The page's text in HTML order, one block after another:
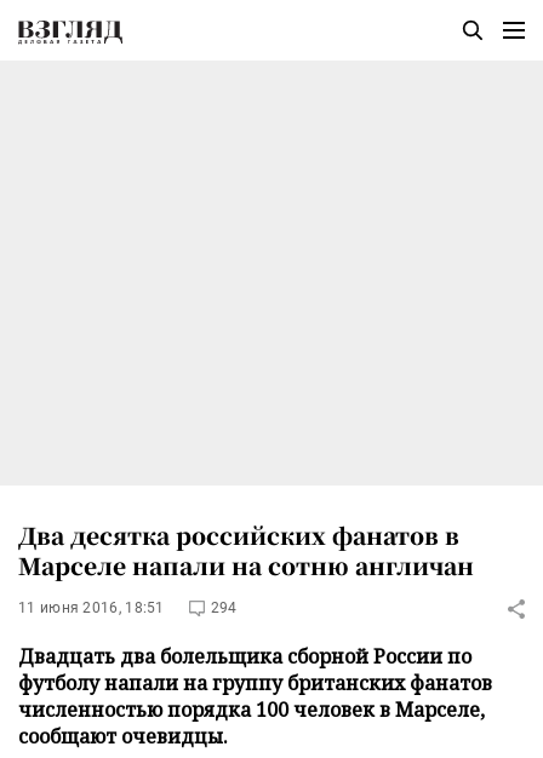
Два десятка российских фанатов в
Марселе напали на сотню англичан
11 июня 2016, 18:51 294
Двадцать два болельщика сборной России по
футболу напали на группу британских фанатов
численностью порядка 100 человек в Марселе,
сообщают очевидцы.